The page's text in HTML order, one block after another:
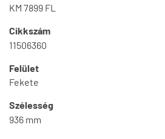
KM 7899 FL
Cikkszám
11506360
Felület
Fekete
Szélesség
936 mm